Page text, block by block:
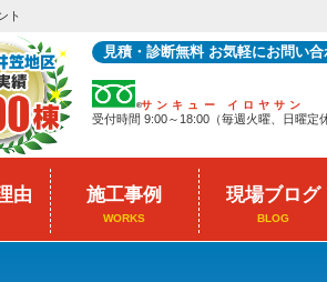
ト
見積・診断無料 お気軽にお問い
サンキュー イロヤサン
受付時間 9:00～18:00（毎週火曜、日曜定
由 施工事例
WORKS
現場ブログ
BLOG